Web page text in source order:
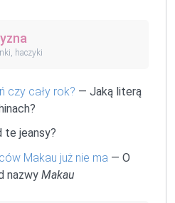
haczyki
czy cały rok? — Jaką literą
te jeansy?
Makau już nie ma — O
nazwy Makau